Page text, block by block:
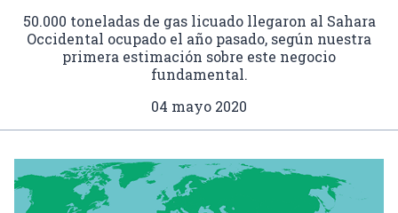
50.000 toneladas de gas licuado llegaron al Sahara
Occidental ocupado el año pasado, según nuestra
primera estimación sobre este negocio
fundamental.
04 mayo 2020